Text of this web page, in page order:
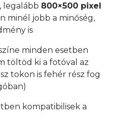
legalább 800×500 pixel
minél jobb a minőség,
is
minden esetben
töltöd ki a fotóval az
tokon is fehér rész fog
kompatibilisek a